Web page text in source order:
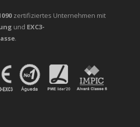
zertifiziertes Unternehmen mit
und EXC3-
.